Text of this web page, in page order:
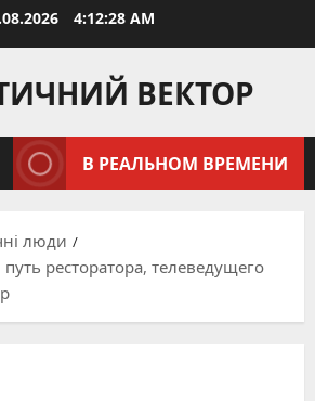
4:12:29 AM
ВЕКТОР
В РЕАЛЬНОМ ВРЕМЕНИ
люди
ресторатора, телеведущего